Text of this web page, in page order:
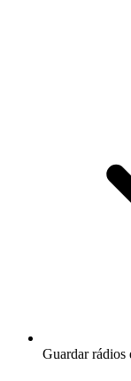
Guardar rádios